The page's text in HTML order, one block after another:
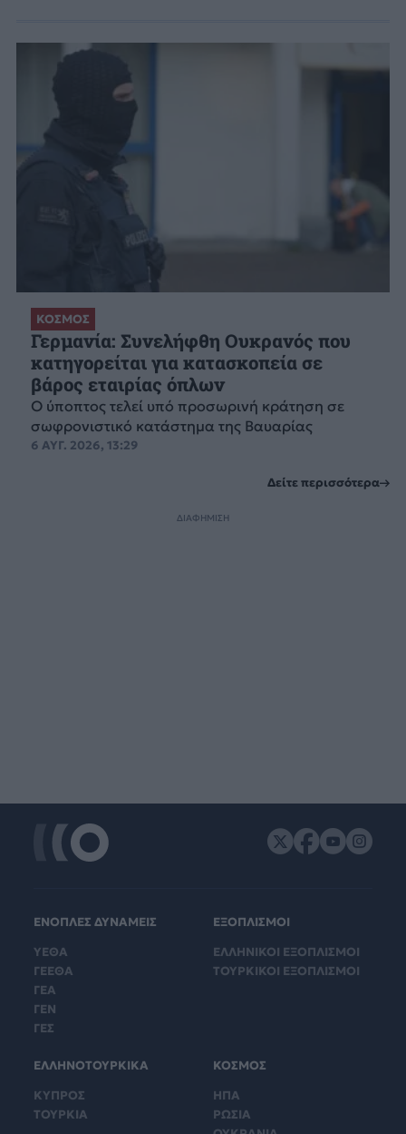
ΚΟΣΜΟΣ
Γερμανία: Συνελήφθη Ουκρανός που
κατηγορείται για κατασκοπεία σε
βάρος εταιρίας όπλων
Ο ύποπτος τελεί υπό προσωρινή κράτηση σε
σωφρονιστικό κατάστημα της Βαυαρίας
6 ΑΥΓ. 2026, 13:29
Δείτε περισσότερα
ΔΙΑΦΗΜΙΣΗ
ΕΝΟΠΛΕΣ ΔΥΝΑΜΕΙΣ
ΥΕΘΑ
ΓΕΕΘΑ
ΓΕΑ
ΓΕΝ
ΓΕΣ
ΕΞΟΠΛΙΣΜΟΙ
ΕΛΛΗΝΙΚΟΙ ΕΞΟΠΛΙΣΜΟΙ
ΤΟΥΡΚΙΚΟΙ ΕΞΟΠΛΙΣΜΟΙ
ΕΛΛΗΝΟΤΟΥΡΚΙΚΑ
ΚΥΠΡΟΣ
ΤΟΥΡΚΙΑ
ΚΟΣΜΟΣ
ΗΠΑ
ΡΩΣΙΑ